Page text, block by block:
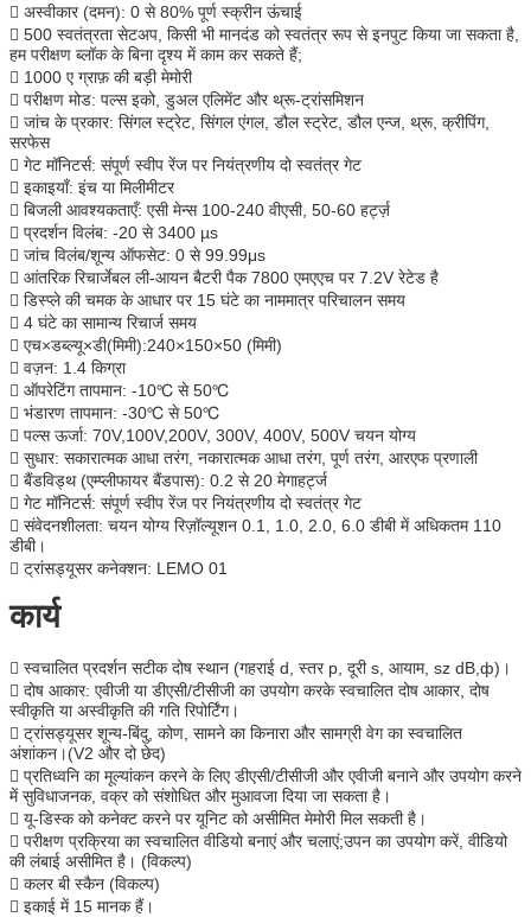
 अस्वीकार (दमन): 0 से 80% पूर्ण स्क्रीन ऊंचाई
 500 स्वतंत्रता सेटअप, किसी भी मानदंड को स्वतंत्र रूप से इनपुट किया जा सकता है,
हम परीक्षण ब्लॉक के बिना दृश्य में काम कर सकते हैं;
 1000 ए ग्राफ़ की बड़ी मेमोरी
 परीक्षण मोड: पल्स इको, डुअल एलिमेंट और थ्रू-ट्रांसमिशन
 जांच के प्रकार: सिंगल स्ट्रेट, सिंगल एंगल, डौल स्ट्रेट, डौल एन्ज, थ्रू, क्रीपिंग,
सरफेस
 गेट मॉनिटर्स: संपूर्ण स्वीप रेंज पर नियंत्रणीय दो स्वतंत्र गेट
 इकाइयाँ: इंच या मिलीमीटर
 बिजली आवश्यकताएँ: एसी मेन्स 100-240 वीएसी, 50-60 हर्ट्ज़
 प्रदर्शन विलंब: -20 से 3400 µs
 जांच विलंब/शून्य ऑफसेट: 0 से 99.99μs
 आंतरिक रिचार्जेबल ली-आयन बैटरी पैक 7800 एमएएच पर 7.2V रेटेड है
 डिस्प्ले की चमक के आधार पर 15 घंटे का नाममात्र परिचालन समय
 4 घंटे का सामान्य रिचार्ज समय
 एच×डब्ल्यू×डी(मिमी):240×150×50 (मिमी)
 वज़न: 1.4 किग्रा
 ऑपरेटिंग तापमान: -10℃ से 50℃
 भंडारण तापमान: -30℃ से 50℃
 पल्स ऊर्जा: 70V,100V,200V, 300V, 400V, 500V चयन योग्य
 सुधार: सकारात्मक आधा तरंग, नकारात्मक आधा तरंग, पूर्ण तरंग, आरएफ प्रणाली
 बैंडविड्थ (एम्प्लीफायर बैंडपास): 0.2 से 20 मेगाहर्ट्ज
 गेट मॉनिटर्स: संपूर्ण स्वीप रेंज पर नियंत्रणीय दो स्वतंत्र गेट
 संवेदनशीलता: चयन योग्य रिज़ॉल्यूशन 0.1, 1.0, 2.0, 6.0 डीबी में अधिकतम 110
डीबी।
 ट्रांसड्यूसर कनेक्शन: LEMO 01
कार्य
 स्वचालित प्रदर्शन सटीक दोष स्थान (गहराई d, स्तर p, दूरी s, आयाम, sz dB,ф)।
 दोष आकार: एवीजी या डीएसी/टीसीजी का उपयोग करके स्वचालित दोष आकार, दोष
स्वीकृति या अस्वीकृति की गति रिपोर्टिंग।
 ट्रांसड्यूसर शून्य-बिंदु, कोण, सामने का किनारा और सामग्री वेग का स्वचालित
अंशांकन।(V2 और दो छेद)
 प्रतिध्वनि का मूल्यांकन करने के लिए डीएसी/टीसीजी और एवीजी बनाने और उपयोग करने
में सुविधाजनक, वक्र को संशोधित और मुआवजा दिया जा सकता है।
 यू-डिस्क को कनेक्ट करने पर यूनिट को असीमित मेमोरी मिल सकती है।
 परीक्षण प्रक्रिया का स्वचालित वीडियो बनाएं और चलाएं;उपन का उपयोग करें, वीडियो
की लंबाई असीमित है। (विकल्प)
 कलर बी स्कैन (विकल्प)
 इकाई में 15 मानक हैं।